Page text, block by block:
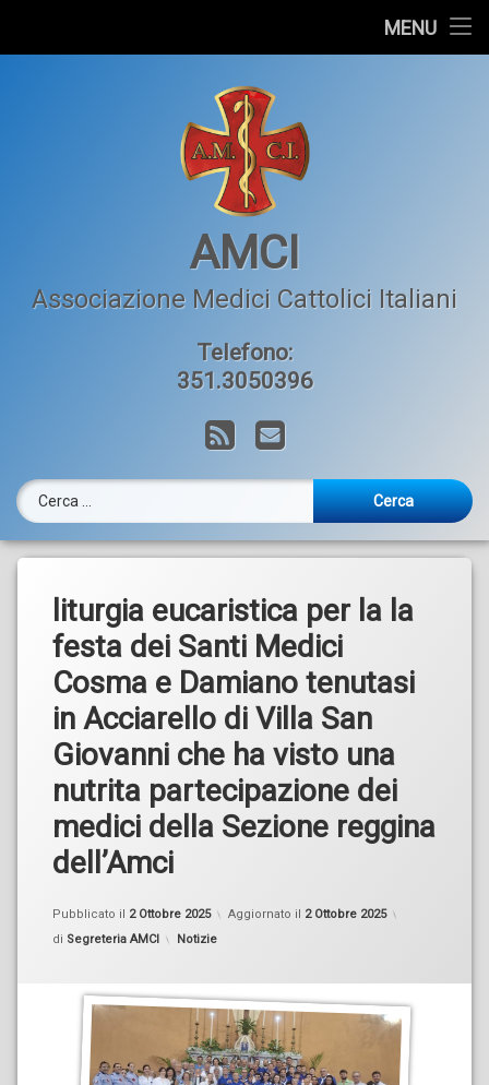
MENU
AMCI
Associazione Medici Cattolici Italiani
Telefono:
351.3050396
RSS Email
Ricerca per:
liturgia eucaristica per la la
festa dei Santi Medici
Cosma e Damiano tenutasi
in Acciarello di Villa San
Giovanni che ha visto una
nutrita partecipazione dei
medici della Sezione reggina
dell’Amci
Pubblicato il 2 Ottobre 2025 Aggiornato il 2 Ottobre 2025
di Segreteria AMCI Categorie:
Notizie